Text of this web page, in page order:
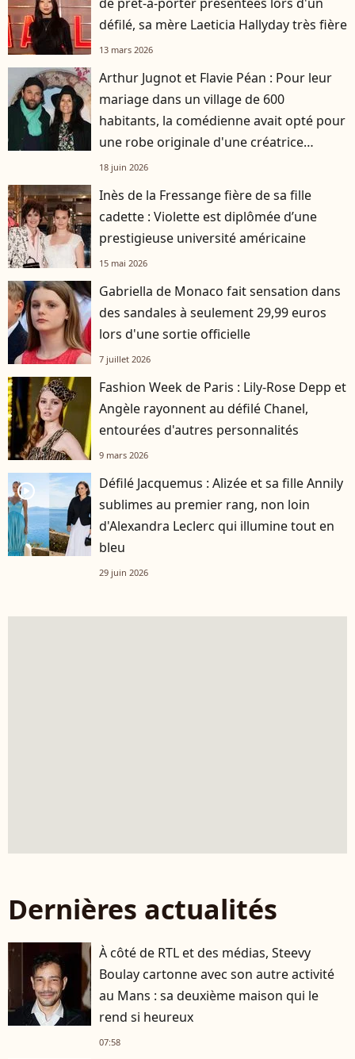
défilé, sa mère Laeticia Hallyday très fière
13 mars 2026
Arthur Jugnot et Flavie Péan : Pour leur
mariage dans un village de 600
habitants, la comédienne avait opté pour
une robe originale d'une créatrice
française
18 juin 2026
Inès de la Fressange fière de sa fille
cadette : Violette est diplômée d’une
prestigieuse université américaine
15 mai 2026
Gabriella de Monaco fait sensation dans
des sandales à seulement 29,99 euros
lors d'une sortie officielle
7 juillet 2026
Fashion Week de Paris : Lily-Rose Depp et
Angèle rayonnent au défilé Chanel,
entourées d'autres personnalités
9 mars 2026
player2
Défilé Jacquemus : Alizée et sa fille Annily
sublimes au premier rang, non loin
d'Alexandra Leclerc qui illumine tout en
bleu
29 juin 2026
Dernières actualités
À côté de RTL et des médias, Steevy
Boulay cartonne avec son autre activité
au Mans : sa deuxième maison qui le
rend si heureux
07:58